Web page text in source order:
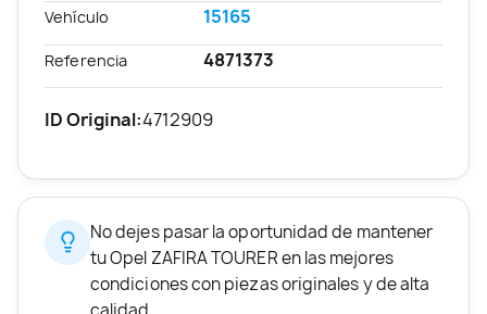
Vehículo 15165
Referencia 4871373
ID Original:4712909
No dejes pasar la oportunidad de mantener
tu Opel ZAFIRA TOURER en las mejores
condiciones con piezas originales y de alta